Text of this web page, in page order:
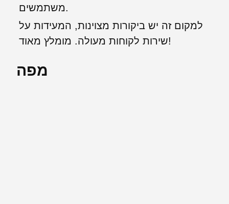
משתמשים.
למקום זה יש ביקורות מצוינות, המעידות על
שירות לקוחות מעולה. מומלץ מאוד!
מפה